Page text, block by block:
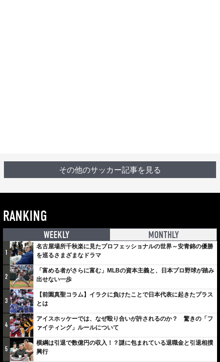
その他のサッカー記事を見る
RANKING
WEEKLY MONTHLY
1
名古屋場所千秋楽に見たプロフェッショナルの世界～安青錦の優勝
を巡るさまざまなドラマ
2
「富める者がさらに富む」MLBの資本主義と、日本プロ野球が踏み
出せない一歩
3
【前園真聖コラム】イラクに負けたことで日本代表に起きたプラス
とは
4
アイスホッケーでは、なぜ殴り合いが許されるのか？ 驚きの「フ
ァイティング」ルールについて
5
横綱は引退で数億円の収入！？謎に包まれている退職金と引退相撲
興行